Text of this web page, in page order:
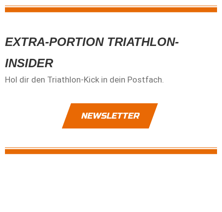
EXTRA-PORTION TRIATHLON-
INSIDER
Hol dir den Triathlon-Kick in dein Postfach.
NEWSLETTER